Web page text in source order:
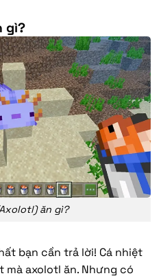
gì?
ăn gì?
bạn cần trả lời! Cá nhiệt
axolotl ăn. Nhưng có